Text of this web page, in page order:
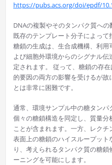
https://pubs.acs.org/doi/epdf/
DNAの複製やそのタンパク質へ
既存のテンプレート分子によって
糖鎖の生成は、生合成機構、利
よび細胞外環境からのシグナル
定されます。 従って、糖鎖の存
的要因の両方の影響を受けるが故
とは非常に困難です。
通常、環境サンプル中の糖タンパ
個々の糖鎖構造を同定し、質量
ことが含まれます。一方、レク
表面上の糖鎖のハイスループッ
り、考えられるタンパク質の糖
ーニングを可能にします。